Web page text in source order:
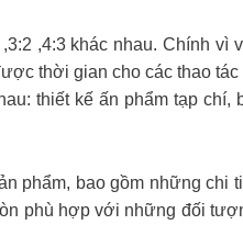
,4:3 khác nhau. Chính vì
thời gian cho các thao tác
thiết kế ấn phẩm tạp chí,
phẩm, bao gồm những chi
phù hợp với những đối